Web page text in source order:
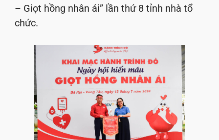
– Giọt hồng nhân ái” lần thứ 8 tỉnh nhà tổ
chức.